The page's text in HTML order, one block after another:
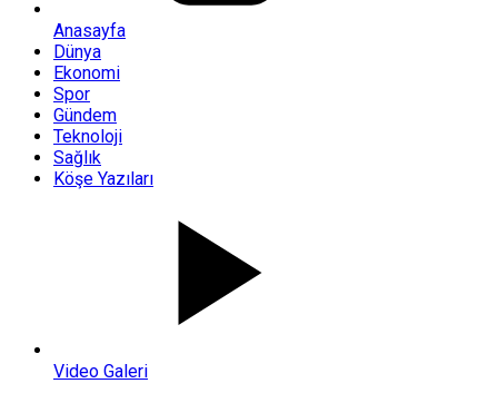
Anasayfa
Dünya
Ekonomi
Spor
Gündem
Teknoloji
Sağlık
Köşe Yazıları
Video Galeri